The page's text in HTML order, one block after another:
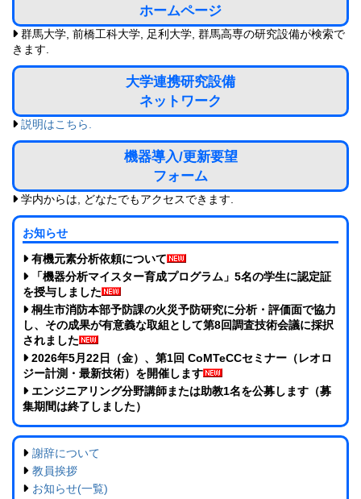
ホームページ
群馬大学, 前橋工科大学, 足利大学, 群馬高専の研究設備が検索で
きます.
大学連携研究設備
ネットワーク
説明はこちら.
機器導入/更新要望
フォーム
学内からは, どなたでもアクセスできます.
お知らせ
有機元素分析依頼について
「機器分析マイスター育成プログラム」5名の学生に認定証
を授与しました
桐生市消防本部予防課の火災予防研究に分析・評価面で協力
し、その成果が有意義な取組として第8回調査技術会議に採択
されました
2026年5月22日（金）、第1回 CoMTeCCセミナー（レオロ
ジー計測・最新技術）を開催します
エンジニアリング分野講師または助教1名を公募します（募
集期間は終了しました）
謝辞について
教員挨拶
お知らせ(一覧)